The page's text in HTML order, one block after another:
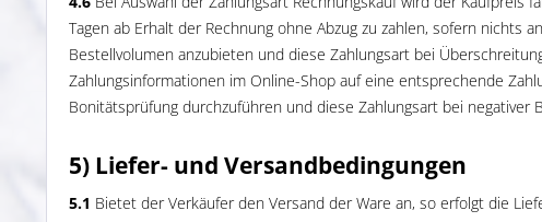
Tagen ab Erhalt der Rechnung ohne Abzug zu zahlen, sofern
Bestellvolumen anzubieten und diese Zahlungsart bei
Zahlungsinformationen im Online-Shop auf eine entsprechende
Bonitätsprüfung durchzuführen und diese Zahlungsart bei negativer
5) Liefer- und Versandbedingungen
5.1 Bietet der Verkäufer den Versand der Ware an, so erfolgt die